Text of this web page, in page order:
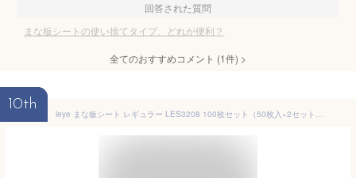
回答された質問
まな板シートの使い捨てタイプ、どれが便利？
全てのおすすめコメント (1件) >
10th
leye まな板シート レギュラー LES3208 100枚セット（50枚入×2セット） 29×20cm （まな板に汚れがつかないシート 使い捨て ミシン目入り シートタイプ 使い切り アウトドア においが付かない 色移り防止 AUX オークス レイエ）【メール便送料無料】